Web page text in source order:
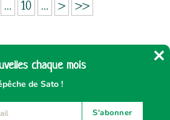
… 10 … > >>
chaque mois
de Sato !
S'abonner